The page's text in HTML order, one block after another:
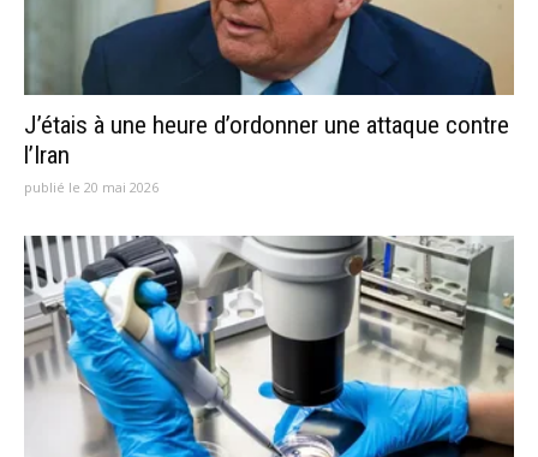
J’étais à une heure d’ordonner une attaque contre
l’Iran
publié le 20 mai 2026